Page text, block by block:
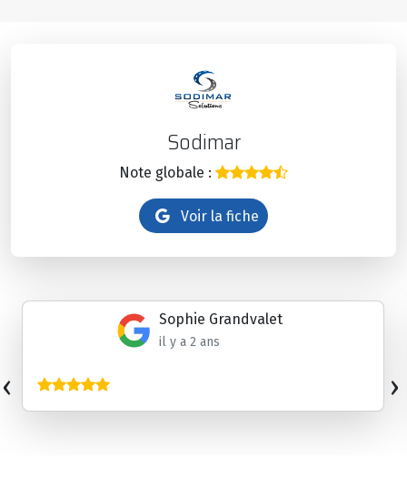
Sodimar
Note globale :
Voir la fiche
Sophie Grandvalet
il y a 2 ans
‹ ›